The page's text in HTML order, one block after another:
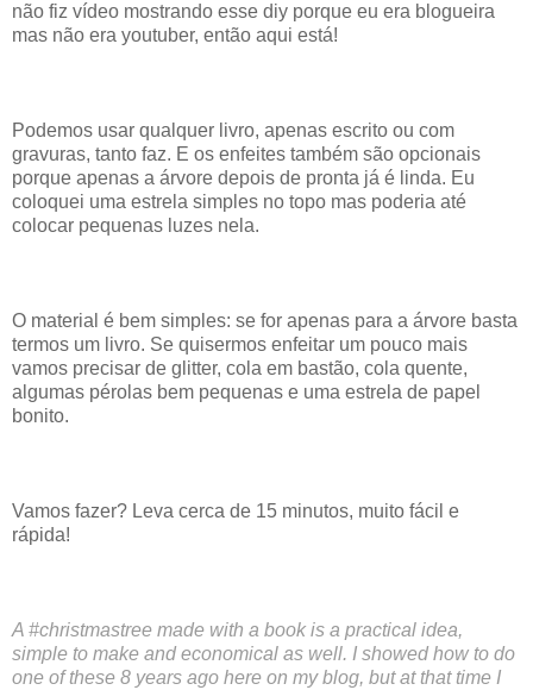
não fiz vídeo mostrando esse diy porque eu era blogueira
mas não era youtuber, então aqui está!
Podemos usar qualquer livro, apenas escrito ou com
gravuras, tanto faz. E os enfeites também são opcionais
porque apenas a árvore depois de pronta já é linda. Eu
coloquei uma estrela simples no topo mas poderia até
colocar pequenas luzes nela.
O material é bem simples: se for apenas para a árvore basta
termos um livro. Se quisermos enfeitar um pouco mais
vamos precisar de glitter, cola em bastão, cola quente,
algumas pérolas bem pequenas e uma estrela de papel
bonito.
Vamos fazer? Leva cerca de 15 minutos, muito fácil e
rápida!
A #christmastree made with a book is a practical idea,
simple to make and economical as well. I showed how to do
one of these 8 years ago here on my blog, but at that time I